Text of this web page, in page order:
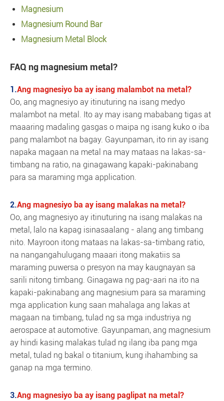
Magnesium
Magnesium Round Bar
Magnesium Metal Block
FAQ ng magnesium metal?
1.Ang magnesiyo ba ay isang malambot na metal?
Oo, ang magnesiyo ay itinuturing na isang medyo
malambot na metal. Ito ay may isang mababang tigas at
maaaring madaling gasgas o maipa ng isang kuko o iba
pang malambot na bagay. Gayunpaman, ito rin ay isang
napaka magaan na metal na may mataas na lakas-sa-
timbang na ratio, na ginagawang kapaki-pakinabang
para sa maraming mga application.
2.Ang magnesiyo ba ay isang malakas na metal?
Oo, ang magnesiyo ay itinuturing na isang malakas na
metal, lalo na kapag isinasaalang - alang ang timbang
nito. Mayroon itong mataas na lakas-sa-timbang ratio,
na nangangahulugang maaari itong makatiis sa
maraming puwersa o presyon na may kaugnayan sa
sarili nitong timbang. Ginagawa ng pag-aari na ito na
kapaki-pakinabang ang magnesium para sa maraming
mga application kung saan mahalaga ang lakas at
magaan na timbang, tulad ng sa mga industriya ng
aerospace at automotive. Gayunpaman, ang magnesium
ay hindi kasing malakas tulad ng ilang iba pang mga
metal, tulad ng bakal o titanium, kung ihahambing sa
ganap na mga termino.
3.Ang magnesiyo ba ay isang paglipat na metal?